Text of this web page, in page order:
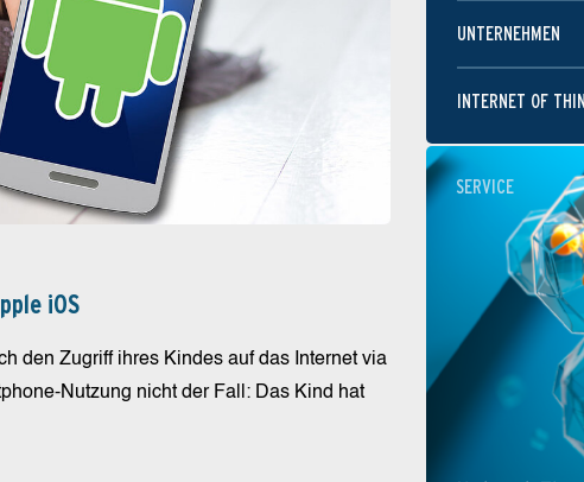
iOS
den Zugriff ihres Kindes auf das Internet via
Nutzung nicht der Fall: Das Kind hat
UNTERNEHMEN
INTERNET OF
SERVICE